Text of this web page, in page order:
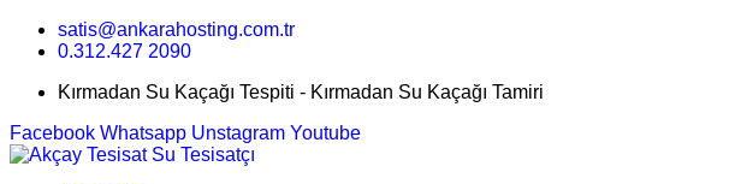
satis@ankarahosting.com.tr
0.312.427 2090
Kırmadan Su Kaçağı Tespiti - Kırmadan Su Kaçağı Tamiri
Facebook Whatsapp Unstagram Youtube